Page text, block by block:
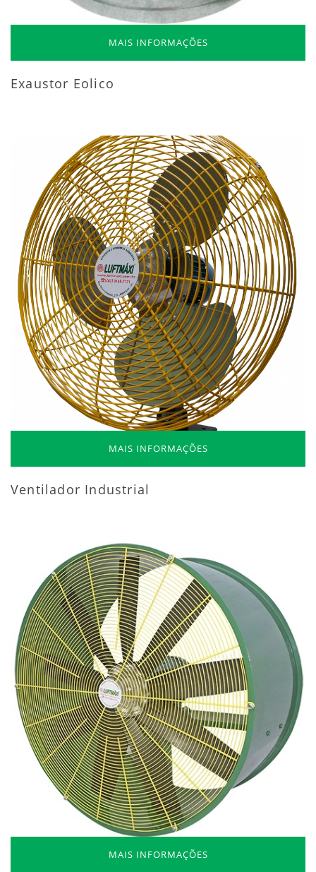
MAIS INFORMAÇÕES
Exaustor Eolico
MAIS INFORMAÇÕES
Ventilador Industrial
MAIS INFORMAÇÕES